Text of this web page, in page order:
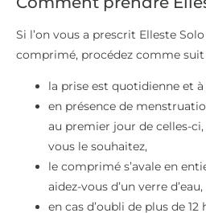
Si l’on vous a prescrit Elleste
comprimé, procédez comme suit
la prise est quotidienne et à
en présence de
au premier jour de celles-
vous le souhaitez,
le comprimé s’avale en
aidez-vous d’un verre d’eau,
en cas d’oubli de plus de